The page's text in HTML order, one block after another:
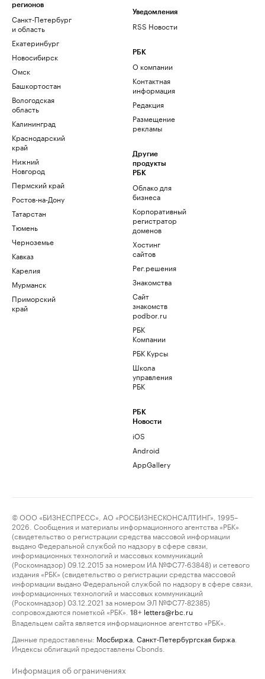
регионов
Санкт-Петербург
и область
Екатеринбург
Новосибирск
Омск
Башкортостан
Вологодская
область
Калининград
Краснодарский
край
Нижний
Новгород
Пермский край
Ростов-на-Дону
Татарстан
Тюмень
Черноземье
Кавказ
Карелия
Мурманск
Приморский
край
Уведомления
RSS Новости
РБК
О компании
Контактная
информация
Редакция
Размещение
рекламы
Другие
продукты
РБК
Облако для
бизнеса
Корпоративный
регистратор
доменов
Хостинг
сайтов
Рег.решения
Знакомства
Сайт
знакомств
podbor.ru
РБК
Компании
РБК Курсы
Школа
управления
РБК
РБК
Новости
iOS
Android
AppGallery
© ООО «БИЗНЕСПРЕСС», АО «РОСБИЗНЕСКОНСАЛТИНГ», 1995–
2026. Сообщения и материалы информационного агентства «РБК»
(свидетельство о регистрации средства массовой информации
выдано Федеральной службой по надзору в сфере связи,
информационных технологий и массовых коммуникаций
(Роскомнадзор) 09.12.2015 за номером ИА №ФС77-63848) и сетевого
издания «РБК» (свидетельство о регистрации средства массовой
информации выдано Федеральной службой по надзору в сфере связи,
информационных технологий и массовых коммуникаций
(Роскомнадзор) 03.12.2021 за номером ЭЛ №ФС77-82385)
сопровождаются пометкой «РБК».
18+ letters@rbc.ru
Владельцем сайта является информационное агентство «РБК».
Данные предоставлены: Мосбиржа Санкт-Петербургская биржа
Индексы облигаций предоставлены Cbonds.
Информация об ограничениях